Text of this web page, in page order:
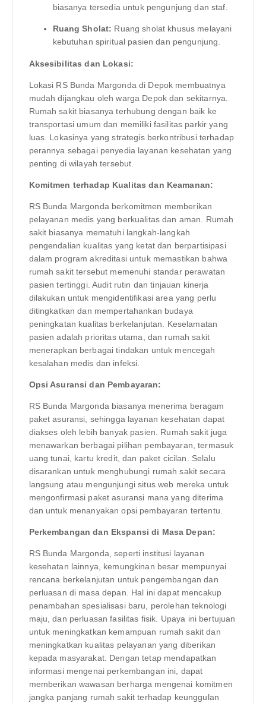
biasanya tersedia untuk pengunjung dan staf.
Ruang Sholat: Ruang sholat khusus melayani
kebutuhan spiritual pasien dan pengunjung.
Aksesibilitas dan Lokasi:
Lokasi RS Bunda Margonda di Depok membuatnya
mudah dijangkau oleh warga Depok dan sekitarnya.
Rumah sakit biasanya terhubung dengan baik ke
transportasi umum dan memiliki fasilitas parkir yang
luas. Lokasinya yang strategis berkontribusi terhadap
perannya sebagai penyedia layanan kesehatan yang
penting di wilayah tersebut.
Komitmen terhadap Kualitas dan Keamanan:
RS Bunda Margonda berkomitmen memberikan
pelayanan medis yang berkualitas dan aman. Rumah
sakit biasanya mematuhi langkah-langkah
pengendalian kualitas yang ketat dan berpartisipasi
dalam program akreditasi untuk memastikan bahwa
rumah sakit tersebut memenuhi standar perawatan
pasien tertinggi. Audit rutin dan tinjauan kinerja
dilakukan untuk mengidentifikasi area yang perlu
ditingkatkan dan mempertahankan budaya
peningkatan kualitas berkelanjutan. Keselamatan
pasien adalah prioritas utama, dan rumah sakit
menerapkan berbagai tindakan untuk mencegah
kesalahan medis dan infeksi.
Opsi Asuransi dan Pembayaran:
RS Bunda Margonda biasanya menerima beragam
paket asuransi, sehingga layanan kesehatan dapat
diakses oleh lebih banyak pasien. Rumah sakit juga
menawarkan berbagai pilihan pembayaran, termasuk
uang tunai, kartu kredit, dan paket cicilan. Selalu
disarankan untuk menghubungi rumah sakit secara
langsung atau mengunjungi situs web mereka untuk
mengonfirmasi paket asuransi mana yang diterima
dan untuk menanyakan opsi pembayaran tertentu.
Perkembangan dan Ekspansi di Masa Depan:
RS Bunda Margonda, seperti institusi layanan
kesehatan lainnya, kemungkinan besar mempunyai
rencana berkelanjutan untuk pengembangan dan
perluasan di masa depan. Hal ini dapat mencakup
penambahan spesialisasi baru, perolehan teknologi
maju, dan perluasan fasilitas fisik. Upaya ini bertujuan
untuk meningkatkan kemampuan rumah sakit dan
meningkatkan kualitas pelayanan yang diberikan
kepada masyarakat. Dengan tetap mendapatkan
informasi mengenai perkembangan ini, dapat
memberikan wawasan berharga mengenai komitmen
jangka panjang rumah sakit terhadap keunggulan